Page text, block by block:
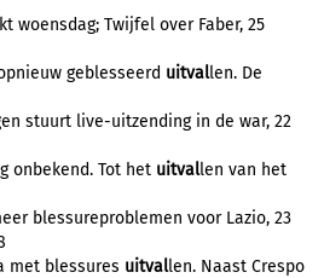
woensdag; Twijfel over Faber, 25
geblesseerd uitvallen. De
stuurt live-uitzending in de war, 22
onbekend. Tot het uitvallen van het
blessureproblemen voor Lazio, 23
met blessures uitvallen. Naast Crespo